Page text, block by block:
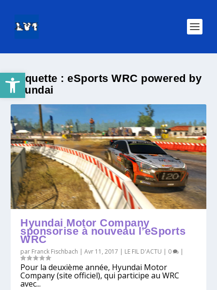
Ouvrir la barre d’outilsÉtiquette :eSports WRC powered by
Hyundai
Hyundai Motor Company
sponsorise à nouveau l’eSports
WRC
par Franck Fischbach |Avr 11, 2017 | LE FIL D'ACTU | 0 |
Pour la deuxième année, Hyundai Motor
Company (site officiel), qui participe au WRC
avec...